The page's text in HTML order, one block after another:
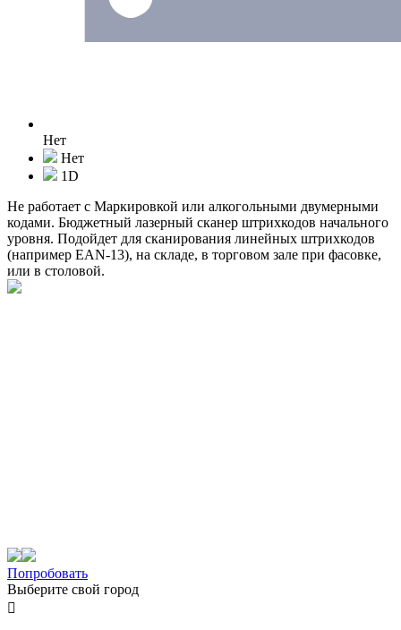
Нет
Нет
1D
Не работает с Маркировкой или алкогольными двумерными
кодами. Бюджетный лазерный сканер штрихкодов начального
уровня. Подойдет для сканирования линейных штрихкодов
(например EAN-13), на складе, в торговом зале при фасовке,
или в столовой.
Попробовать
Выберите свой город
